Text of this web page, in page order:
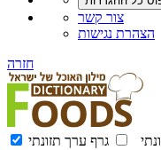
צור קשר
הצהרת נגישות
חזרה
גרף ערך תזונתי